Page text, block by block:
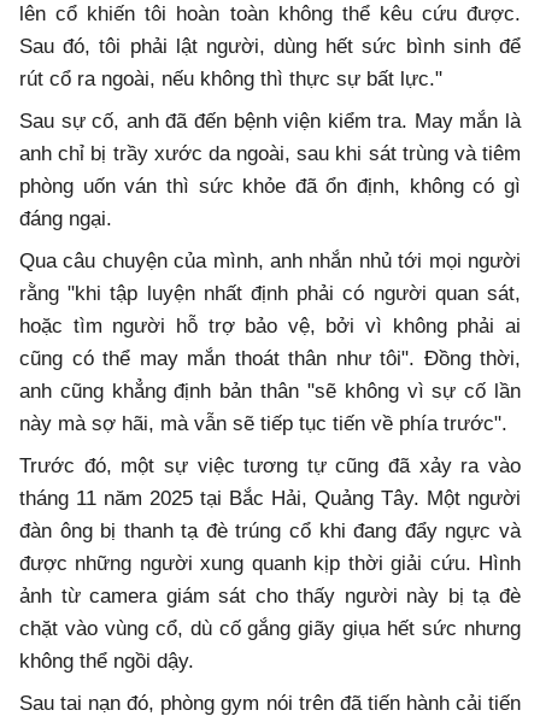
lên cổ khiến tôi hoàn toàn không thể kêu cứu được.
Sau đó, tôi phải lật người, dùng hết sức bình sinh để
rút cổ ra ngoài, nếu không thì thực sự bất lực."
Sau sự cố, anh đã đến bệnh viện kiểm tra. May mắn là
anh chỉ bị trầy xước da ngoài, sau khi sát trùng và tiêm
phòng uốn ván thì sức khỏe đã ổn định, không có gì
đáng ngại.
Qua câu chuyện của mình, anh nhắn nhủ tới mọi người
rằng "khi tập luyện nhất định phải có người quan sát,
hoặc tìm người hỗ trợ bảo vệ, bởi vì không phải ai
cũng có thể may mắn thoát thân như tôi". Đồng thời,
anh cũng khẳng định bản thân "sẽ không vì sự cố lần
này mà sợ hãi, mà vẫn sẽ tiếp tục tiến về phía trước".
Trước đó, một sự việc tương tự cũng đã xảy ra vào
tháng 11 năm 2025 tại Bắc Hải, Quảng Tây. Một người
đàn ông bị thanh tạ đè trúng cổ khi đang đẩy ngực và
được những người xung quanh kịp thời giải cứu. Hình
ảnh từ camera giám sát cho thấy người này bị tạ đè
chặt vào vùng cổ, dù cố gắng giãy giụa hết sức nhưng
không thể ngồi dậy.
Sau tai nạn đó, phòng gym nói trên đã tiến hành cải tiến